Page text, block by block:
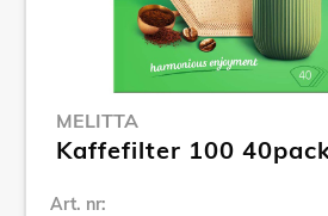
MELITTA
Kaffefilter 100
Art. nr: